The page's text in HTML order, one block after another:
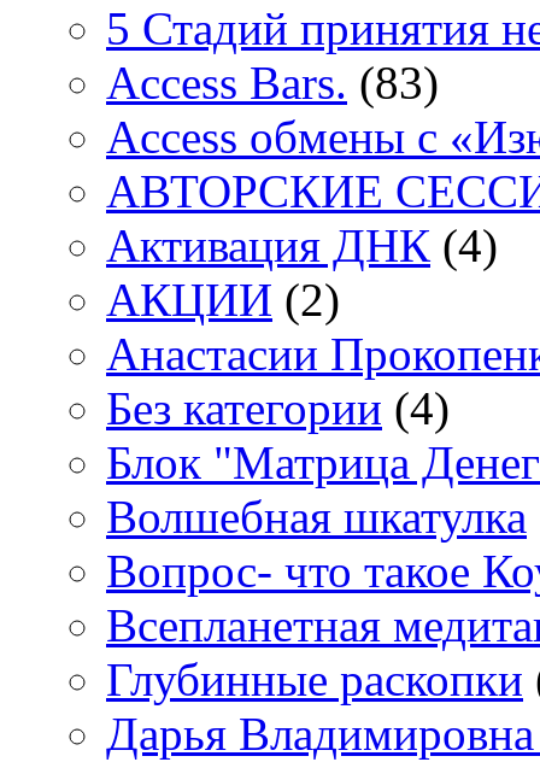
5 Стадий принятия
Access Bars. (83)
Access обмены с
АВТОРСКИЕ
Активация ДНК (4)
АКЦИИ (2)
Анастасии
Без категории (4)
Блок "Матрица
Волшебная шкатулка
Вопрос- что такое
Всепланетная
Глубинные раскопки
Дарья